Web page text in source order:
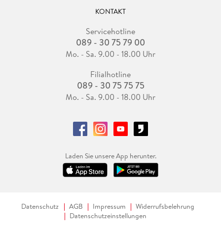
KONTAKT
Servicehotline
089 - 30 75 79 00
Mo. - Sa. 9.00 - 18.00 Uhr
Filialhotline
089 - 30 75 75 75
Mo. - Sa. 9.00 - 18.00 Uhr
Laden Sie unsere App herunter.
Datenschutz AGB Impressum
Widerrufsbelehrung
Datenschutzeinstellungen